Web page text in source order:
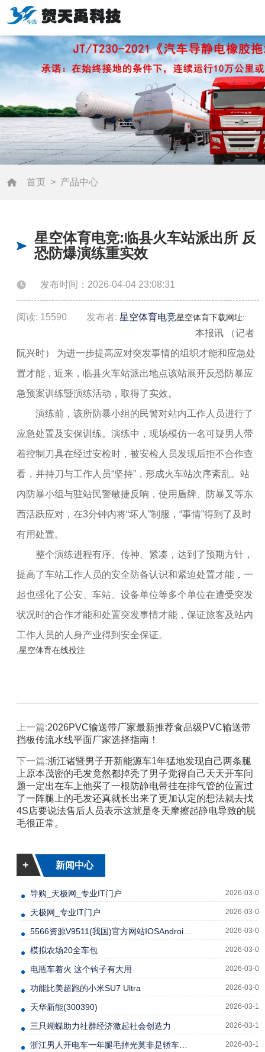
首页 > 产品中心
星空体育电竞:临县火车站派出所 反
恐防爆演练重实效
发布时间：2026-04-04 23:08:31
阅读: 15590 发布者: 星空体育电竞星空体育下载网址:
本报讯 （记者
阮兴时） 为进一步提高应对突发事情的组织才能和应急处
置才能，近来，临县火车站派出地点该站展开反恐防暴应
急预案训练暨演练活动，取得了实效。
演练前，该所防暴小组的民警对站内工作人员进行了
应急处置及安保训练。演练中，现场模仿一名可疑男人带
着控制刀具在经过安检时，被安检人员发现后拒不合作查
看，并持刀与工作人员“坚持”，形成火车站次序紊乱。站
内防暴小组与驻站民警敏捷反响，使用盾牌、防暴叉等东
西活跃应对，在3分钟内将“坏人”制服，“事情”得到了及时
有用处置。
整个演练进程有序、传神、紧凑，达到了预期方针，
提高了车站工作人员的安全防备认识和紧迫处置才能，一
起也强化了公安、车站、设备单位等多个单位在遭受突发
状况时的合作才能和处置突发事情才能，保证旅客及站内
工作人员的人身产业得到安全保证。
,星空体育在线投注
上一篇:2026PVC输送带厂家最新推荐食品级PVC输送带
挡板传流水线平面厂家选择指南！
下一篇:浙江诸暨男子开新能源车1年猛地发现自己两条腿
上原本茂密的毛发竟然都掉秃了男子觉得自己天天开车问
题一定出在车上他买了一根防静电带挂在排气管的位置过
了一阵腿上的毛发还真就长出来了更加认定的想法就去找
4S店要说法售后人员表示这就是冬天摩擦起静电导致的脱
毛很正常。
+ 新闻中心
导购_天极网_专业IT门户 2026-03-04
天极网_专业IT门户 2026-03-04
5566资源V9511(我国)官方网站IOSAndroid通用版 2026-03-05
模拟农场20全车包 2026-03-06
电瓶车着火 这个钩子有大用 2026-03-06
功能比美超跑的小米SU7 Ultra 2026-03-08
天华新能(300390) 2026-03-10
三只蝴蝶助力社群经济激起社会创造力 2026-03-10
浙江男人开电车一年腿毛掉光莫非是轿车的新功能吗？ 2026-03-10